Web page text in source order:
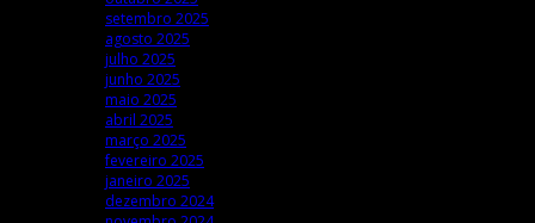
setembro 2025
agosto 2025
julho 2025
junho 2025
maio 2025
abril 2025
março 2025
fevereiro 2025
janeiro 2025
dezembro 2024